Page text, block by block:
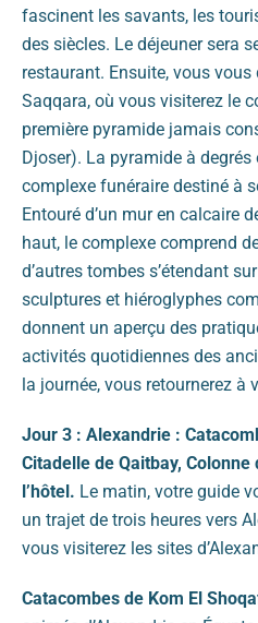
fascinent les savants, les
des siècles. Le déjeuner sera
restaurant. Ensuite, vous
Saqqara, où vous visiterez le
première pyramide jamais
Djoser). La pyramide à
complexe funéraire destiné à
Entouré d’un mur en calcaire
haut, le complexe comprend
d’autres tombes s’étendant
sculptures et hiéroglyphes
donnent un aperçu des
activités quotidiennes des
la journée, vous retournerez à
Jour 3 : Alexandrie :
Citadelle de Qaitbay,
l’hôtel. Le matin, votre guide
un trajet de trois heures vers
vous visiterez les sites
Catacombes de Kom El